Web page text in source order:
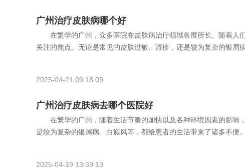
广州治疗皮肤病哪个好
在繁华的广州，众多医院在皮肤病治疗领域各展所长。随着人
关注的焦点。无论是常见的皮肤过敏、湿疹，还是较为复杂的银屑
2025-04-21 09:18:09
广州治疗皮肤病去哪个医院好
在繁华的广州，随着生活节奏的加快以及各种环境因素的影响
是较为复杂的银屑病、白癜风等，都给患者的生活带来了诸多不便
2025-04-19 13:39:13